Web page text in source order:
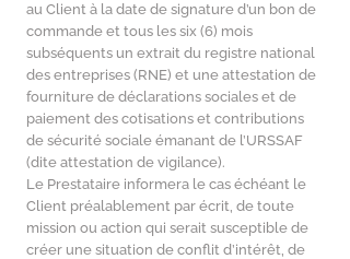
au Client à la date de signature d’un bon de
commande et tous les six (6) mois
subséquents un extrait du registre national
des entreprises (RNE) et une attestation de
fourniture de déclarations sociales et de
paiement des cotisations et contributions
de sécurité sociale émanant de l’URSSAF
(dite attestation de vigilance).
Le Prestataire informera le cas échéant le
Client préalablement par écrit, de toute
mission ou action qui serait susceptible de
créer une situation de conflit d’intérêt, de